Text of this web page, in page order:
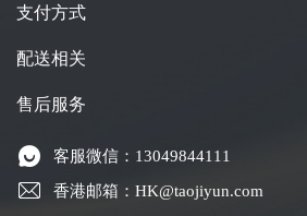
支付方式
配送相关
售后服务
客服微信：13049844111
香港邮箱：HK@taojiyun.com